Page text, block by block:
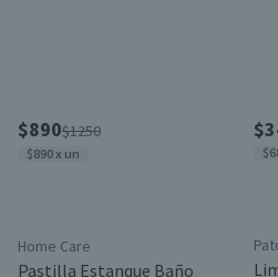
$890$1250
$890 x un
Home Care
Pastilla Estanque Baño